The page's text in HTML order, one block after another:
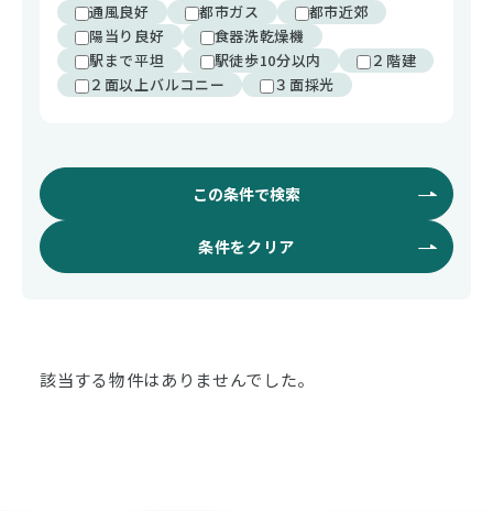
通風良好
都市ガス
都市近郊
陽当り良好
食器洗乾燥機
駅まで平坦
駅徒歩10分以内
２階建
２面以上バルコニー
３面採光
この条件で検索
条件をクリア
該当する物件はありませんでした。